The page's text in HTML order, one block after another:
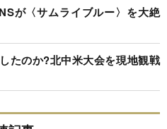
が〈サムライブルー〉を大絶
たのか?北中米大会を現地観戦